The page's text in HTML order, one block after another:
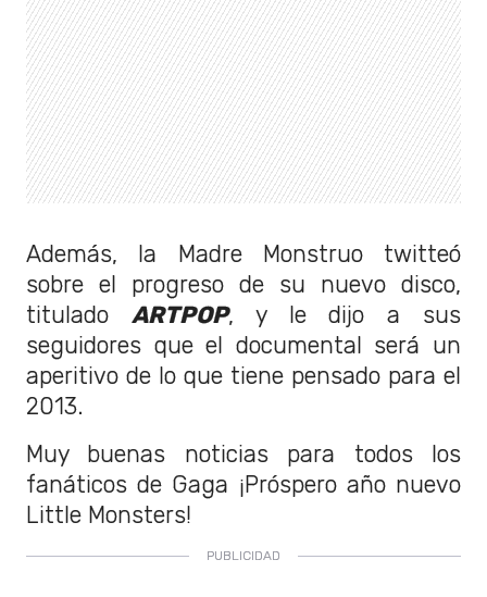
Además, la Madre Monstruo twitteó
sobre el progreso de su nuevo disco,
titulado ARTPOP, y le dijo a sus
seguidores que el documental será un
aperitivo de lo que tiene pensado para el
2013.
Muy buenas noticias para todos los
fanáticos de Gaga ¡Próspero año nuevo
Little Monsters!